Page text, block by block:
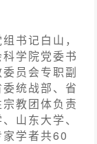
书记白山，
学院党委书
员会专职副
统战部、省
教团体负责
山东大学、
学者共60